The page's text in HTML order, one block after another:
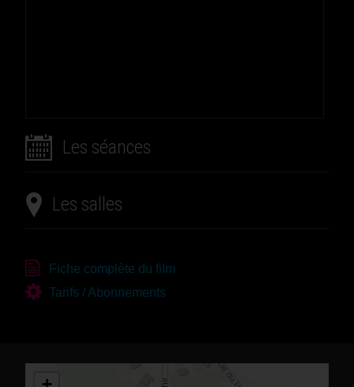
Les séances
Les salles
Fiche complète du film
Tarifs / Abonnements